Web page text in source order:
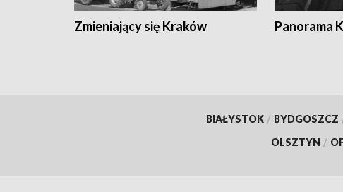
Zmieniający się Kraków Panorama
BIAŁYSTOK / BYDGOSZCZ
OLSZTYN /